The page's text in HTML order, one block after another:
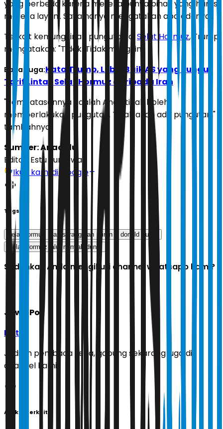
yang berbeda karena mereka punya pihak yang harus
mereka layani. Saya hanya mengatakan apa adanya".
Terkait kemungkinan pungutan di Selat Hormuz, Trump
mengatakan: "Tidak. Tidak mungkin".
Baca Juga:Kata Trump, Lebih Baik AS yang Pungut
Tarif Lintas Selat Hormuz daripada Iran
"Pembatasannya adalah Anda tidak boleh
memberlakukan pungutan. Tidak akan ada pungutan,"
tambahnya.
Sumber: Anadolu
Editor: Estu Suryowati
Ikuti kami di Google
Tags
selat hormuz as serang iran iran
donald trump
Selat Hormuz jalur minyak dunia
Sudahkah Anda mengikuti channel whatsapp kami?
Jawa Pos
Ikuti
Jadilah pembaca setia, gabung sekarang juga di
channel kami!
Artikel Terkait